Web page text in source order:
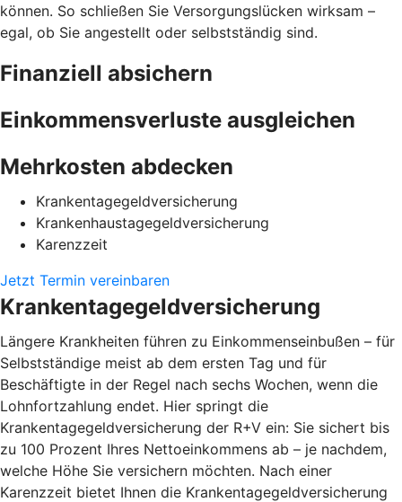
können. So schließen Sie Versorgungslücken wirksam –
egal, ob Sie angestellt oder selbstständig sind.
Finanziell absichern
Einkommensverluste ausgleichen
Mehrkosten abdecken
Krankentagegeldversicherung
Krankenhaustagegeldversicherung
Karenzzeit
Jetzt Termin vereinbaren
Krankentagegeldversicherung
Längere Krankheiten führen zu Einkommenseinbußen – für
Selbstständige meist ab dem ersten Tag und für
Beschäftigte in der Regel nach sechs Wochen, wenn die
Lohnfortzahlung endet. Hier springt die
Krankentagegeldversicherung der R+V ein: Sie sichert bis
zu 100 Prozent Ihres Nettoeinkommens ab – je nachdem,
welche Höhe Sie versichern möchten. Nach einer
Karenzzeit bietet Ihnen die Krankentagegeldversicherung